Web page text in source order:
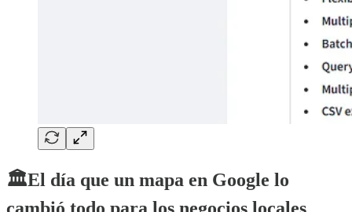
🏛️El día que un mapa en Google lo